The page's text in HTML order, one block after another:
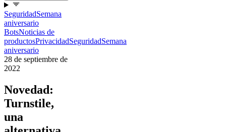
SeguridadSemana
aniversario
BotsNoticias de
productosPrivacidadSeguridadSemana
aniversario
28 de septiembre de
2022
Novedad:
Turnstile,
una